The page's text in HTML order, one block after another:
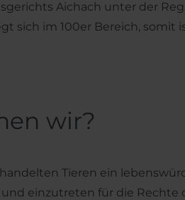
Aichach unter der
sich im 100er Bereich, somit
wir?
Tieren ein
und einzutreten für die Rechte